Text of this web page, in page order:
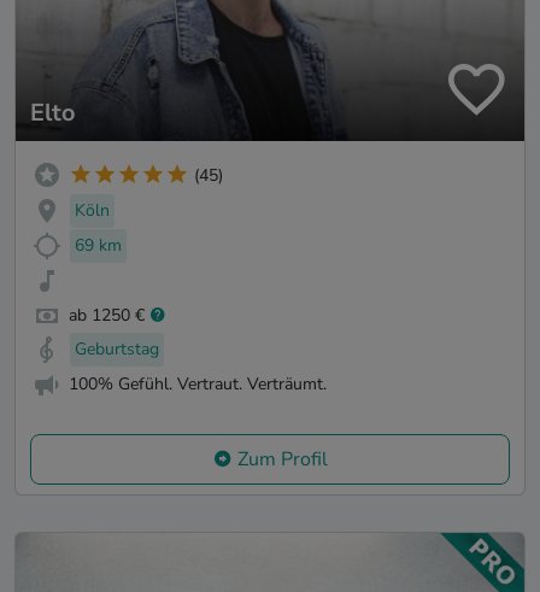
Elto
(45)
Köln
69 km
ab 1250 €
Geburtstag
100% Gefühl. Vertraut. Verträumt.
Zum Profil